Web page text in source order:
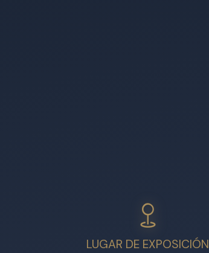
LUGAR DE EXPOSICIÓN